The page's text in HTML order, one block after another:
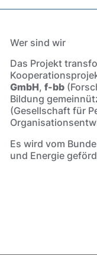
Wer sind wir
Das Projekt
GmbH, f-bb
Bildung
(Gesellschaft für
Es wird vom
und Energie